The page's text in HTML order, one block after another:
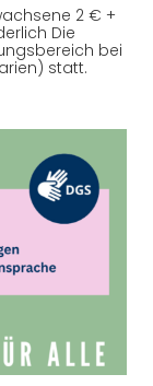
2 € +
Die
bei
statt.